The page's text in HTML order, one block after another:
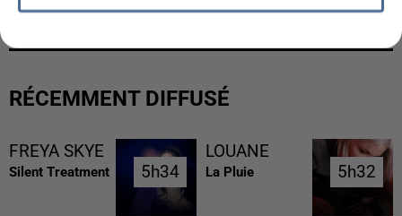
RÉCEMMENT DIFFUSÉ
FREYA SKYE
Silent Treatment 5h34
5h34
LOUANE
La Pluie 5h32
5h32